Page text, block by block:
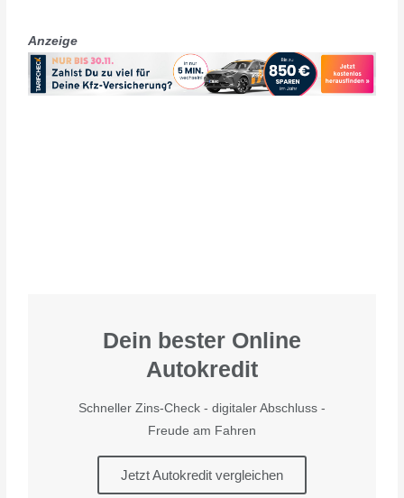
Anzeige
Dein bester Online
Autokredit
Schneller Zins-Check - digitaler Abschluss -
Freude am Fahren
Jetzt Autokredit vergleichen